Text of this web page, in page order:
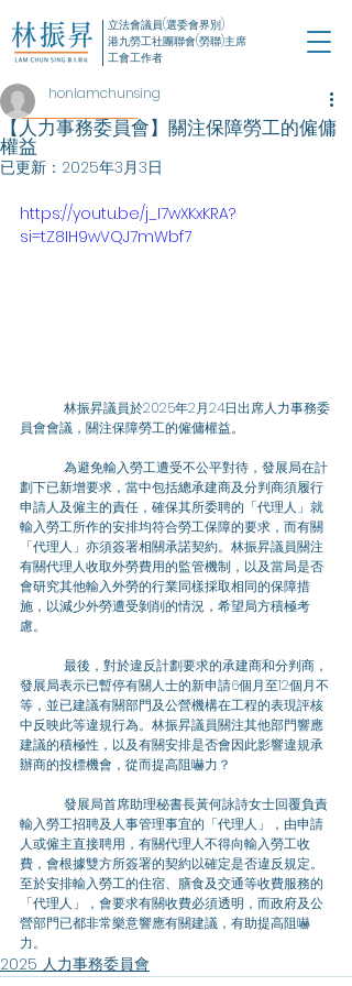
立法會議員(選委會界別)
港九勞工社團聯會(勞聯)主席
工會工作者
【人力事務委員會】關注保障勞工的僱傭
權益
honlamchunsing
已更新： 2025年3月3日
https://youtu.be/j_I7wXKxKRA?
si=tZ8IH9wVQJ7mWbf7
員會會議，關注保障勞工的僱傭權益。
劃下已新增要求，當中包括總承建商及分判商須履行
申請人及僱主的責任，確保其所委聘的「代理人」就
輸入勞工所作的安排均符合勞工保障的要求，而有關
「代理人」亦須簽署相關承諾契約。林振昇議員關注
有關代理人收取外勞費用的監管機制，以及當局是否
會研究其他輸入外勞的行業同樣採取相同的保障措
施，以減少外勞遭受剝削的情況，希望局方積極考
慮。
發展局表示已暫停有關人士的新申請6個月至12個月不
等，並已建議有關部門及公營機構在工程的表現評核
中反映此等違規行為。林振昇議員關注其他部門響應
建議的積極性，以及有關安排是否會因此影響違規承
辦商的投標機會，從而提高阻嚇力？
輸入勞工招聘及人事管理事宜的「代理人」，由申請
人或僱主直接聘用，有關代理人不得向輸入勞工收
費，會根據雙方所簽署的契約以確定是否違反規定。
至於安排輸入勞工的住宿、膳食及交通等收費服務的
「代理人」，會要求有關收費必須透明，而政府及公
營部門已都非常樂意響應有關建議，有助提高阻嚇
力。
2025 人力事務委員會